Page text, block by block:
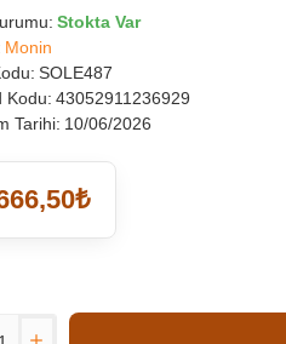
Stokta Var
Monin
SOLE487
Kodu: 43052911236929
Tarihi: 10/06/2026